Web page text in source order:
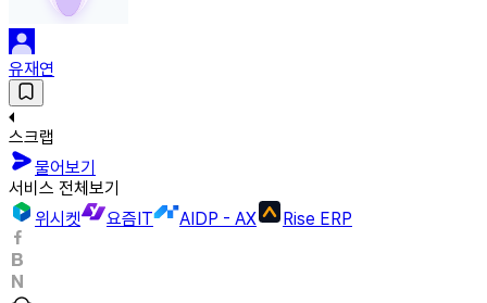
유재연
스크랩
물어보기
서비스 전체보기
위시켓
요즘IT AIDP - AX Rise ERP